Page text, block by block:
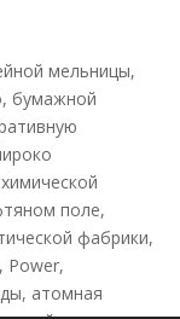
мельницы,
бумажной
поле,
фабрики,
Power,
атомная